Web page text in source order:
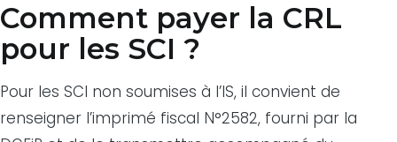
Comment payer la CRL
pour les SCI ?
Pour les SCI non soumises à l’IS, il convient de
renseigner l’imprimé fiscal N°2582, fourni par la